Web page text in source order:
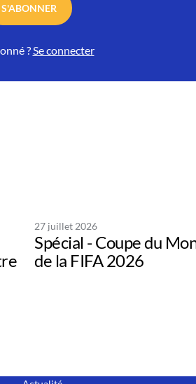
S'ABONNER
?Se connecter
27 juillet 2026
Spécial - Coupe du
de la FIFA 2026